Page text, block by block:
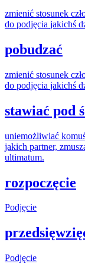
zmienić stosunek
do podjęcia jakichś
pobudzać
zmienić stosunek
do podjęcia jakichś
stawiać pod
uniemożliwiać
jakich partner,
ultimatum.
rozpoczęcie
Podjęcie
Podjęcie